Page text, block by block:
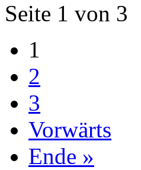
Seite 1 von 3
1
2
3
Vorwärts
Ende »